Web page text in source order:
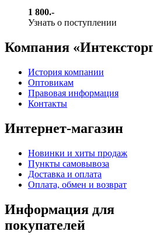
1 800.-
Узнать о поступлении
Компания
История компании
Оптовикам
Правовая информация
Контакты
Интернет-магазин
Новинки и хиты продаж
Пункты самовывоза
Доставка и оплата
Оплата, обмен и возврат
Информация для
покупателей